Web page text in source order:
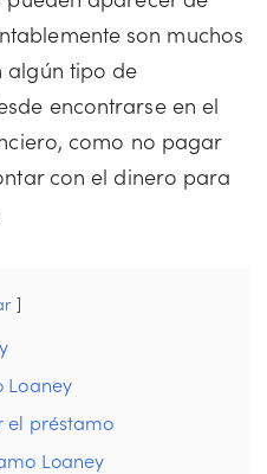
son muchos
algún tipo de
encontrarse en el
como no pagar
con el dinero para
Loaney
el préstamo
Loaney